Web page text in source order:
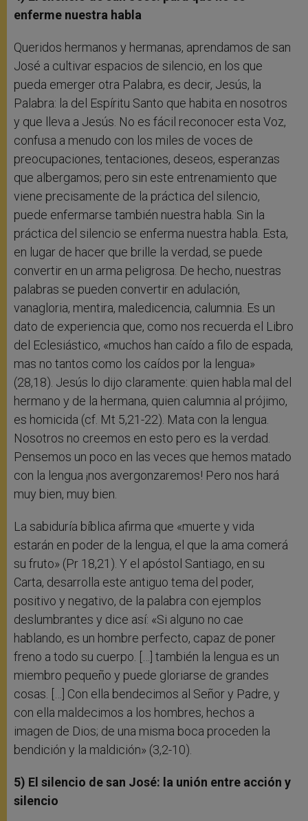
enferme nuestra habla
Queridos hermanos y hermanas, aprendamos de san
José a cultivar espacios de silencio, en los que
pueda emerger otra Palabra, es decir, Jesús, la
Palabra: la del Espíritu Santo que habita en nosotros
y que lleva a Jesús. No es fácil reconocer esta Voz,
confusa a menudo con los miles de voces de
preocupaciones, tentaciones, deseos, esperanzas
que albergamos; pero sin este entrenamiento que
viene precisamente de la práctica del silencio,
puede enfermarse también nuestra habla. Sin la
práctica del silencio se enferma nuestra habla. Esta,
en lugar de hacer que brille la verdad, se puede
convertir en un arma peligrosa. De hecho, nuestras
palabras se pueden convertir en adulación,
vanagloria, mentira, maledicencia, calumnia. Es un
dato de experiencia que, como nos recuerda el Libro
del Eclesiástico, «muchos han caído a filo de espada,
mas no tantos como los caídos por la lengua»
(28,18). Jesús lo dijo claramente: quien habla mal del
hermano y de la hermana, quien calumnia al prójimo,
es homicida (cf. Mt 5,21-22). Mata con la lengua.
Nosotros no creemos en esto pero es la verdad.
Pensemos un poco en las veces que hemos matado
con la lengua ¡nos avergonzaremos! Pero nos hará
muy bien, muy bien.
La sabiduría bíblica afirma que «muerte y vida
estarán en poder de la lengua, el que la ama comerá
su fruto» (Pr 18,21). Y el apóstol Santiago, en su
Carta, desarrolla este antiguo tema del poder,
positivo y negativo, de la palabra con ejemplos
deslumbrantes y dice así: «Si alguno no cae
hablando, es un hombre perfecto, capaz de poner
freno a todo su cuerpo. […] también la lengua es un
miembro pequeño y puede gloriarse de grandes
cosas. […] Con ella bendecimos al Señor y Padre, y
con ella maldecimos a los hombres, hechos a
imagen de Dios; de una misma boca proceden la
bendición y la maldición» (3,2-10).
5) El silencio de san José: la unión entre acción y
silencio